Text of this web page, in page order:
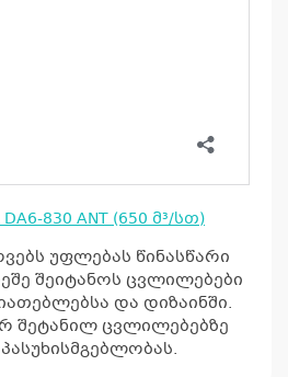
830 ANT (650 მ³/სთ)
უფლებას წინასწარი
შეიტანოს ცვლილებები
და დიზაინში.
შეტანილ ცვლილებებზე